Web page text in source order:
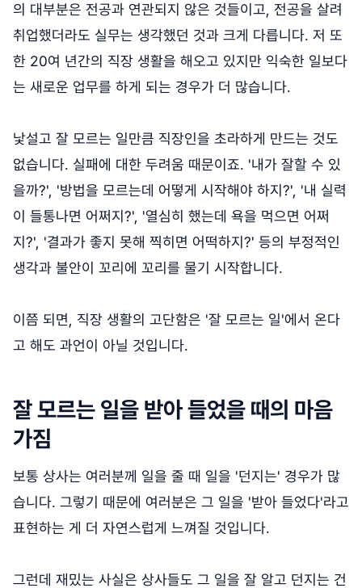
의 대부분은 전공과 연관되지 않은 것들이고, 전공을 살려
취업했더라도 실무는 생각했던 것과 크게 다릅니다. 저 또
한 20여 년간의 직장 생활을 해오고 있지만 익숙한 일보다
는 새로운 업무를 하게 되는 경우가 더 많습니다.
낯설고 잘 모르는 일만큼 직장인을 초라하게 만드는 것도
없습니다. 실패에 대한 두려움 때문이죠. '내가 잘할 수 있
을까?', '방법을 모르는데 어떻게 시작해야 하지?', '내 실력
이 들통나면 어쩌지?', '열심히 했는데 욕을 먹으면 어쩌
지?', '결과가 좋지 못해 찍히면 어떡하지?' 등의 부정적인
생각과 불안이 꼬리에 꼬리를 물기 시작합니다.
이쯤 되면, 직장 생활의 고단함은 '잘 모르는 일'에서 온다
고 해도 과언이 아닐 것입니다.
잘 모르는 일을 받아 들었을 때의 마음
가짐
보통 상사는 여러분께 일을 줄 때 일을 '던지는' 경우가 많
습니다. 그렇기 때문에 여러분은 그 일을 '받아 들었다'라고
표현하는 게 더 자연스럽게 느껴질 것입니다.
그런데 재밌는 사실은 상사들도 그 일을 잘 알고 던지는 건